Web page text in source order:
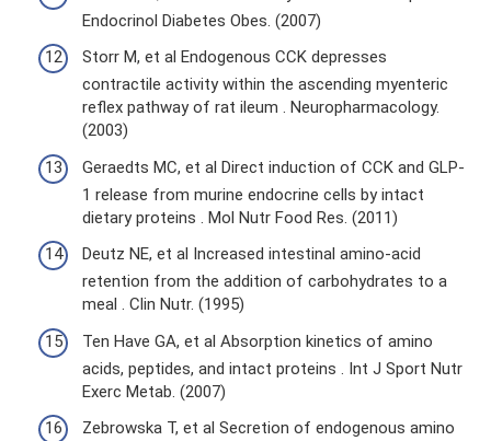
Endocrinol Diabetes Obes. (2007)
Storr M, et al Endogenous CCK depresses
contractile activity within the ascending myenteric
reflex pathway of rat ileum . Neuropharmacology.
(2003)
Geraedts MC, et al Direct induction of CCK and GLP-
1 release from murine endocrine cells by intact
dietary proteins . Mol Nutr Food Res. (2011)
Deutz NE, et al Increased intestinal amino-acid
retention from the addition of carbohydrates to a
meal . Clin Nutr. (1995)
Ten Have GA, et al Absorption kinetics of amino
acids, peptides, and intact proteins . Int J Sport Nutr
Exerc Metab. (2007)
Zebrowska T, et al Secretion of endogenous amino